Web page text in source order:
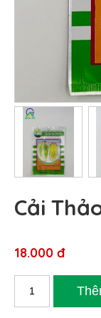
Cải
18.000 đ